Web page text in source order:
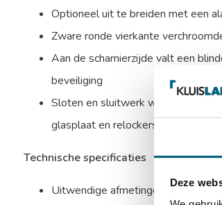
Deze
Optioneel uit te breiden met een
Zware ronde vierkante
Aan de scharnierzijde valt een
beveiliging
Sloten en sluitwerk worden
glasplaat en relockers
Technische specificaties
Uitwendige afmetingen: 1320 x